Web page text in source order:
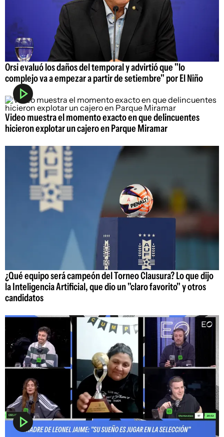
Orsi evaluó los daños del temporal y advirtió que "lo
complejo va a empezar a partir de setiembre" por El Niño
Video muestra el momento exacto en que delincuentes
hicieron explotar un cajero en Parque Miramar
¿Qué equipo será campeón del Torneo Clausura? Lo que dijo
la Inteligencia Artificial, que dio un "claro favorito" y otros
candidatos